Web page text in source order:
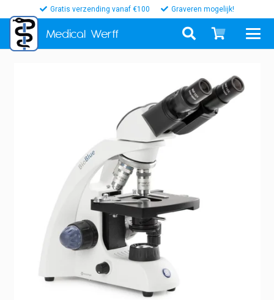
Gratis verzending vanaf €100 Graveren mogelijk!
Medical Werff